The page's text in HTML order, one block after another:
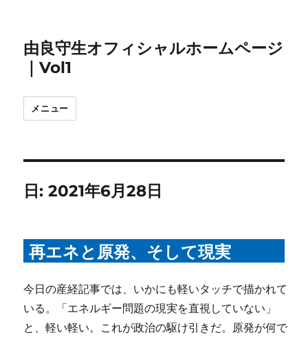
由良守生オフィシャルホームページ
｜Vol1
メニュー
日:2021年6月28日
再エネと原発、そして現実
今日の産経記事では、いかにも軽いタッチで描かれて
いる。「エネルギー問題の現実を直視していない」
と、軽い軽い。これが政治の駆け引きだ。原発が何で